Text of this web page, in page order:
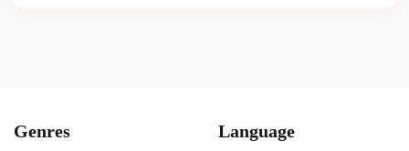
Genres Language